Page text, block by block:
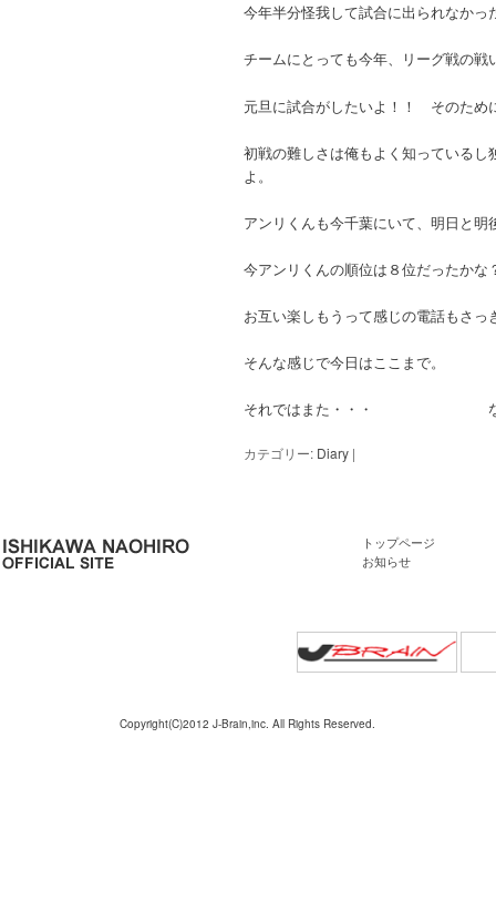
今年半分怪我して試合に出られなか
チームにとっても今年、リーグ戦の
元旦に試合がしたいよ！！ そのため
初戦の難しさは俺もよく知っている
よ。
アンリくんも今千葉にいて、明日と
今アンリくんの順位は８位だったか
お互い楽しもうって感じの電話もさ
そんな感じで今日はここまで。
それではまた・・・ な
カテゴリー: Diary |
トップページ
お知らせ
Copyright(C)2012 J-Brain,inc. All Rights Reserved.